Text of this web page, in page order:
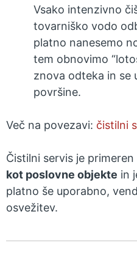
Vsako intenzivno
tovarniško vodo
platno nanesemo
tem obnovimo
znova odteka in se
površine.
Več na povezavi: čistilni
Čistilni servis je
kot poslovne objekte in
platno še uporabno,
osvežitev.